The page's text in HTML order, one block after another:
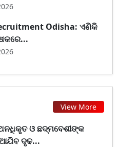
Odisha: ଏଣିକି
View More
ଓ ଛଦ୍ମବେଶୀଙ୍କ
ଦୃଢ...